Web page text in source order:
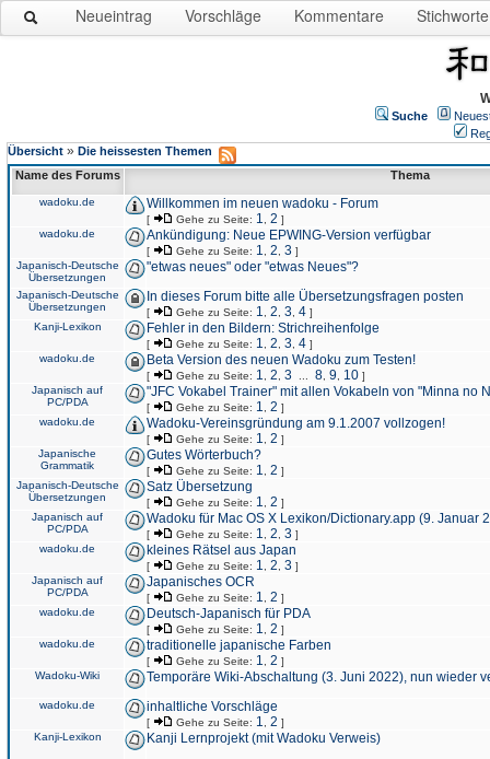
Neueintrag Vorschläge Kommentare Stichworte
Suche
Übersicht » Die heissesten Themen
Name des Forums
Thema
wadoku.de Willkommen im neuen wadoku - Forum
[ Gehe zu Seite: 1 2 ]
wadoku.de
Ankündigung: Neue EPWING-Version verfügbar
[ Gehe zu Seite: 1 2 3 ]
Japanisch-Deutsche
Übersetzungen
"etwas neues" oder "etwas Neues"?
Japanisch-Deutsche
Übersetzungen
In dieses Forum bitte alle Übersetzungsfragen posten
[ Gehe zu Seite: 1 2 3 4 ]
Kanji-Lexikon
Fehler in den Bildern: Strichreihenfolge
[ Gehe zu Seite: 1 2 3 4 ]
wadoku.de
Beta Version des neuen Wadoku zum Testen!
[ Gehe zu Seite: 1 2 3 8 9 10 ]
Japanisch auf
PC/PDA
"JFC Vokabel Trainer" mit allen Vokabeln von "Minna no
[ Gehe zu Seite: 1 2 ]
wadoku.de
Wadoku-Vereinsgründung am 9.1.2007 vollzogen!
[ Gehe zu Seite: 1 2 ]
Japanische
Grammatik
Gutes Wörterbuch?
[ Gehe zu Seite: 1 2 ]
Japanisch-Deutsche
Übersetzungen
Satz Übersetzung
[ Gehe zu Seite: 1 2 ]
Japanisch auf
PC/PDA
Wadoku für Mac OS X Lexikon/Dictionary.app (9. Januar
[ Gehe zu Seite: 1 2 3 ]
wadoku.de
kleines Rätsel aus Japan
[ Gehe zu Seite: 1 2 3 ]
Japanisch auf
PC/PDA
Japanisches OCR
[ Gehe zu Seite: 1 2 ]
wadoku.de
Deutsch-Japanisch für PDA
[ Gehe zu Seite: 1 2 ]
wadoku.de
traditionelle japanische Farben
[ Gehe zu Seite: 1 2 ]
Wadoku-Wiki
Temporäre Wiki-Abschaltung (3. Juni 2022), nun wieder
wadoku.de inhaltliche Vorschläge
[ Gehe zu Seite: 1 2 ]
Kanji-Lexikon
Kanji Lernprojekt (mit Wadoku Verweis)